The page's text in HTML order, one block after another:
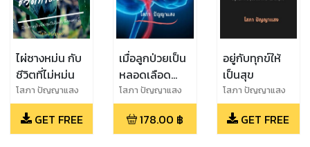
ไผ่ซางหม่น กับ
ชีวิตที่ไม่หม่น
โสภา ปัญญาแสง
GET FREE
เมื่อลูกป่วยเป็น
หลอดเลือด
สมองอุดตัน
โสภา ปัญญาแสง
178.00 ฿
อยู่กับทุกข์ให้
เป็นสุข
โสภา ปัญญาแสง
GET FREE